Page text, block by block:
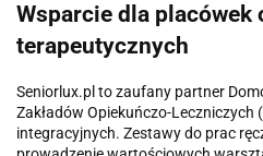
Wsparcie dla
terapeutycznych
Seniorlux.pl to zaufany partner
Zakładów Opiekuńczo-Leczniczych
integracyjnych. Zestawy do prac